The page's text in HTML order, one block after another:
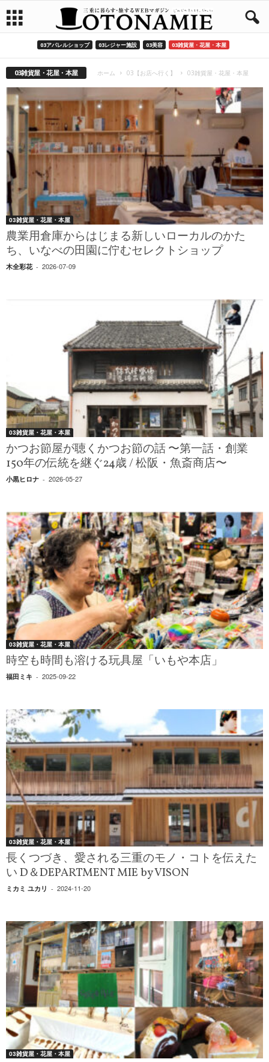
03アパレルショップ 03レジャー施設 03美容 03雑貨屋・花屋・本屋
03雑貨屋・花屋・本屋 ホーム 03【お店へ行く】 03雑貨屋・花屋・本屋
03雑貨屋・花屋・本屋
農業用倉庫からはじまる新しいローカルのかた
ち、いなべの田園に佇むセレクトショップ
木全彩花 - 2026-07-09
03雑貨屋・花屋・本屋
かつお節屋が聴くかつお節の話 〜第一話・創業
150年の伝統を継ぐ24歳 / 松阪・魚斎商店〜
小黒ヒロナ - 2026-05-27
03雑貨屋・花屋・本屋
時空も時間も溶ける玩具屋「いもや本店」
福田ミキ - 2025-09-22
03雑貨屋・花屋・本屋
長くつづき、愛される三重のモノ・コトを伝えた
い D＆DEPARTMENT MIE by VISON
ミカミ ユカリ - 2024-11-20
03雑貨屋・花屋・本屋